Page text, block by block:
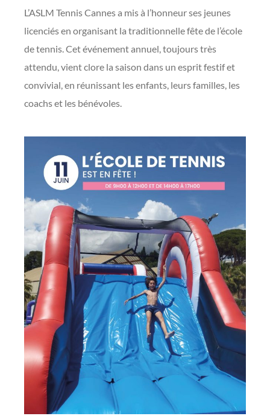
L’ASLM Tennis Cannes a mis à l’honneur ses jeunes
licenciés en organisant la traditionnelle fête de l’école
de tennis. Cet événement annuel, toujours très
attendu, vient clore la saison dans un esprit festif et
convivial, en réunissant les enfants, leurs familles, les
coachs et les bénévoles.